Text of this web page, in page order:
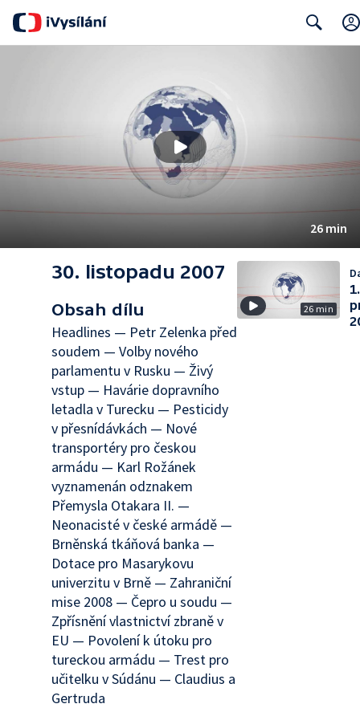
26 min
30. listopadu 2007
Obsah dílu
Headlines — Petr Zelenka před
soudem — Volby nového
parlamentu v Rusku — Živý
vstup — Havárie dopravního
letadla v Turecku — Pesticidy
v přesnídávkách — Nové
transportéry pro českou
armádu — Karl Rožánek
vyznamenán odznakem
Přemysla Otakara II. —
Neonacisté v české armádě —
Brněnská tkáňová banka —
Dotace pro Masarykovu
univerzitu v Brně — Zahraniční
mise 2008 — Čepro u soudu —
Zpřísnění vlastnictví zbraně v
EU — Povolení k útoku pro
tureckou armádu — Trest pro
učitelku v Súdánu — Claudius a
Gertruda
26 min
1.